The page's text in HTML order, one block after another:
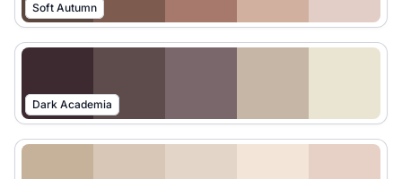
Soft Autumn
Dark Academia